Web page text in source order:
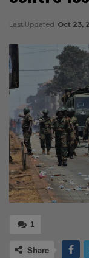
Last Updated Oct 23,
1
Share